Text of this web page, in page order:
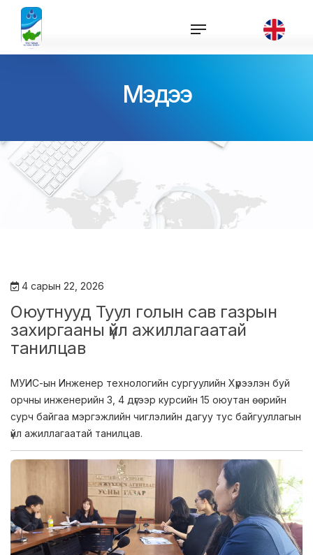
Мэдээ
4 сарын 22, 2026
Оюутнууд Туул голын сав газрын
захиргааны үйл ажиллагаатай
танилцав
МУИС-ын Инженер технологийн сургуулийн Хүрээлэн буй
орчны инженерийн 3, 4 дүгээр курсийн 15 оюутан өөрийн
сурч байгаа мэргэжлийн чиглэлийн дагуу тус байгууллагын
үйл ажиллагаатай танилцав.